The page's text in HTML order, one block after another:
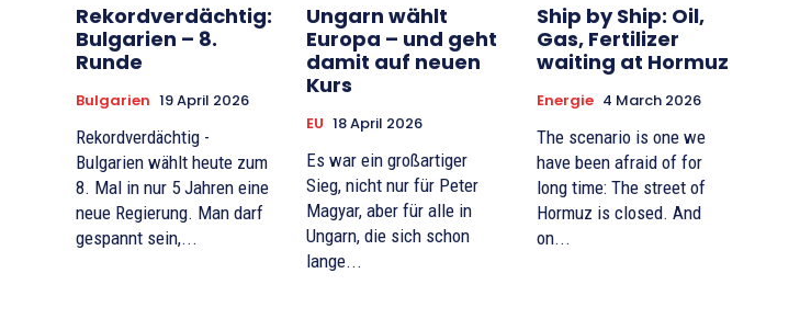
Rekordverdächtig:
Bulgarien – 8.
Runde
Bulgarien 19 April 2026
Rekordverdächtig -
Bulgarien wählt heute zum
8. Mal in nur 5 Jahren eine
neue Regierung. Man darf
gespannt sein,...
Ungarn wählt
Europa – und geht
damit auf neuen
Kurs
EU 18 April 2026
Es war ein großartiger
Sieg, nicht nur für Peter
Magyar, aber für alle in
Ungarn, die sich schon
lange...
Ship by Ship: Oil,
Gas, Fertilizer
waiting at Hormuz
Energie 4 March 2026
The scenario is one we
have been afraid of for
long time: The street of
Hormuz is closed. And
on...